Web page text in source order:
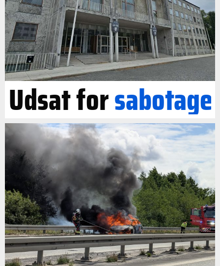
Udsat forsabotage